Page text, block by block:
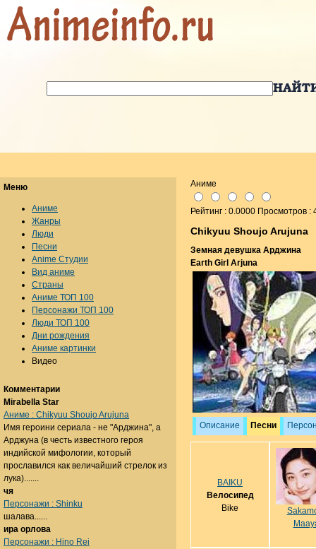
Аниме
Рейтинг : 0.0000 Просмотров :
Chikyuu Shoujo Arujuna
Земная девушка Арджина
Earth Girl Arjuna
Описание Песни
BAIKU
Велосипед
Bike
Меню
Аниме
Жанры
Люди
Песни
Anime Студии
Вид аниме
Страны
Аниме ТОП 100
Персонажи ТОП 100
Люди ТОП 100
Дни рождения
Аниме картинки
Видео
Комментарии
Mirabella Star
Аниме : Chikyuu Shoujo Arujuna
Имя героини сериала - не "Арджина", а
Арджуна (в честь известного героя
индийской мифологии, который
прославился как величайший стрелок из
лука).......
чя
Персонажи : Shinku
шалава......
ира орлова
Персонажи : Hino Rei